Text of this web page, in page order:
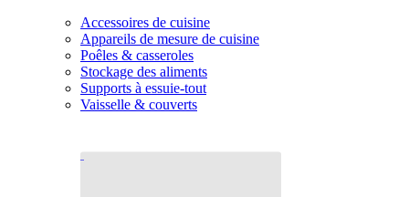
Accessoires de cuisine
Appareils de mesure de cuisine
Poêles & casseroles
Stockage des aliments
Supports à essuie-tout
Vaisselle & couverts